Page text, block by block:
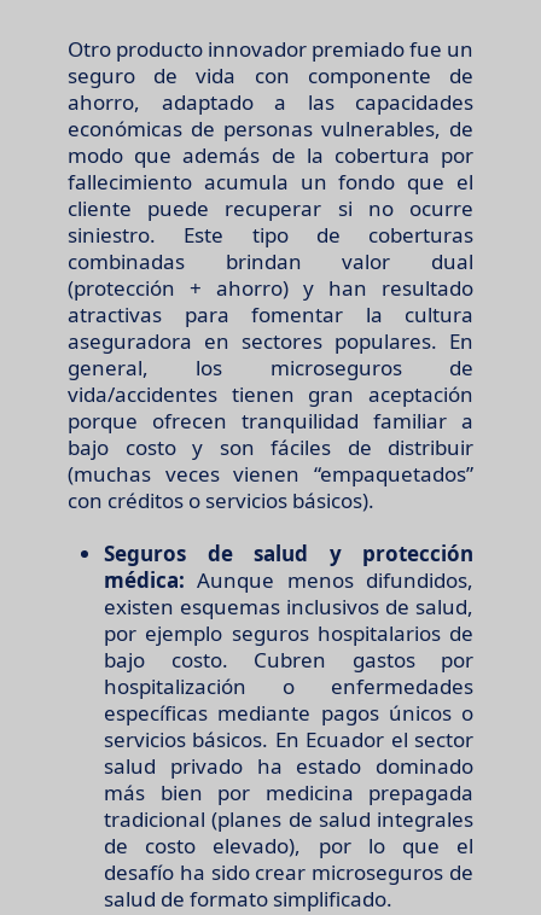
Otro producto innovador premiado fue un
seguro de vida con componente de
ahorro, adaptado a las capacidades
económicas de personas vulnerables, de
modo que además de la cobertura por
fallecimiento acumula un fondo que el
cliente puede recuperar si no ocurre
siniestro. Este tipo de coberturas
combinadas brindan valor dual
(protección + ahorro) y han resultado
atractivas para fomentar la cultura
aseguradora en sectores populares. En
general, los microseguros de
vida/accidentes tienen gran aceptación
porque ofrecen tranquilidad familiar a
bajo costo y son fáciles de distribuir
(muchas veces vienen “empaquetados”
con créditos o servicios básicos).
Seguros de salud y protección
médica:Aunque menos difundidos,
existen esquemas inclusivos de salud,
por ejemplo seguros hospitalarios de
bajo costo. Cubren gastos por
hospitalización o enfermedades
específicas mediante pagos únicos o
servicios básicos. En Ecuador el sector
salud privado ha estado dominado
más bien por medicina prepagada
tradicional (planes de salud integrales
de costo elevado), por lo que el
desafío ha sido crear microseguros de
salud de formato simplificado.